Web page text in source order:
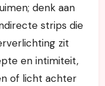
denk aan
strips die
zit
en intimiteit,
of licht achter